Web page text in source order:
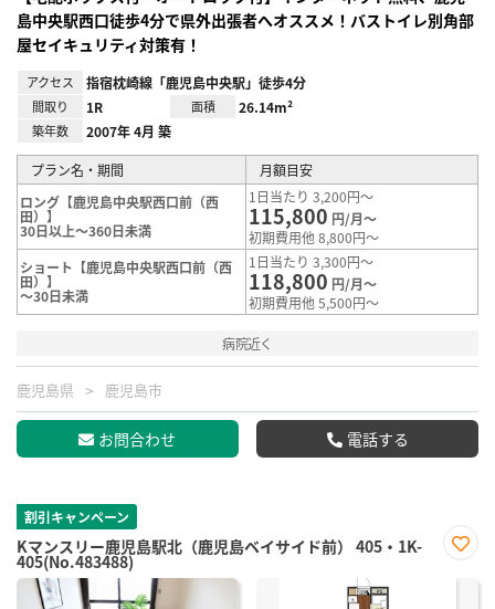
島中央駅西口徒歩4分で県外出張者へオススメ！バストイレ別角部
屋セイキュリティ対策有！
アクセス 指宿枕崎線「鹿児島中央駅」徒歩4分
間取り 1R 面積 26.14m²
築年数 2007年 4月 築
プラン名・期間
月額目安
ロング【鹿児島中央駅西口前（西
田）】
30日以上～360日未満
1日当たり 3,200円～
115,800 円/月～
初期費用他 8,800円～
ショート【鹿児島中央駅西口前（西
田）】
～30日未満
1日当たり 3,300円～
118,800 円/月～
初期費用他 5,500円～
病院近く
鹿児島県 鹿児島市
お問合わせ 電話する
割引キャンペーン
Kマンスリー鹿児島駅北（鹿児島ベイサイド前） 405・1K-
405(No.483488)
に入